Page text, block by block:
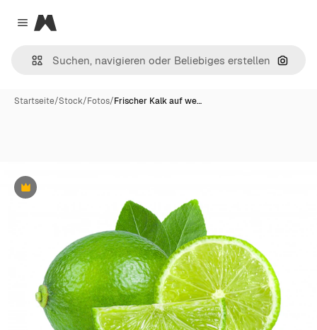
Close menu
Magnific
Nach
Startseite/Stock/Fotos/Frischer Kalk auf we…
Premium